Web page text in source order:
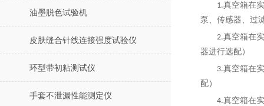
油墨脱色试验机
皮肤缝合针线连接强度试验仪
环型带初粘测试仪
手套不泄漏性能测定仪
1.真空箱在
泵、传感器、过
2.真空箱在
器进行选配）
3.真空箱在
配）
4.真空箱在